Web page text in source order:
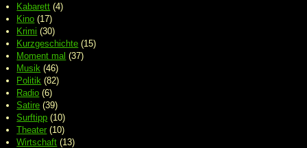
Kabarett (4)
Kino (17)
Krimi (30)
Kurzgeschichte (15)
Moment mal (37)
Musik (46)
Politik (82)
Radio (6)
Satire (39)
Surftipp (10)
Theater (10)
Wirtschaft (13)